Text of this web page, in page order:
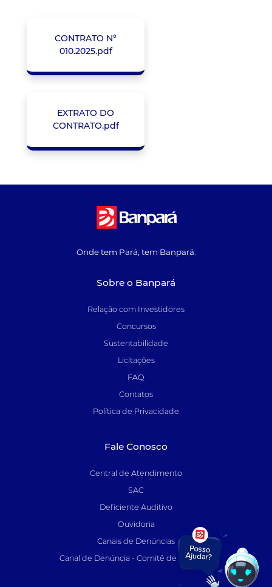
CONTRATO N°
010.2025.pdf
EXTRATO DO
CONTRATO.pdf
Onde tem Pará, tem Banpará.
Sobre o Banpará
Relação com Investidores
Concursos
Sustentabilidade
Licitações
FAQ
Contatos
Política de Privacidade
Fale Conosco
Central de Atendimento
SAC
Deficiente Auditivo
Ouvidoria
Canais de Denúncias
Canal de Denúncia - Comitê de Auditoria